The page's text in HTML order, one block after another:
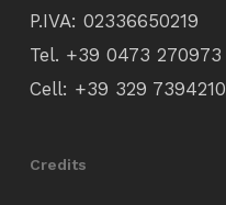
P.IVA: 02336650219
Tel. +39 0473 270973
Cell: +39 329 7394210
Credits